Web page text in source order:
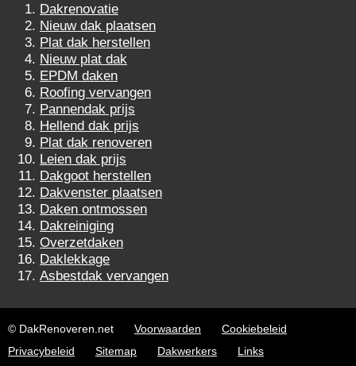
Dakrenovatie
Nieuw dak plaatsen
Plat dak herstellen
Nieuw plat dak
EPDM daken
Roofing vervangen
Pannendak prijs
Hellend dak prijs
Plat dak renoveren
Leien dak prijs
Dakgoot herstellen
Dakvenster plaatsen
Daken ontmossen
Dakreiniging
Overzetdaken
Daklekkage
Asbestdak vervangen
© DakRenoveren.net Voorwaarden
Cookiebeleid
Privacybeleid
Sitemap Dakwerkers
Links